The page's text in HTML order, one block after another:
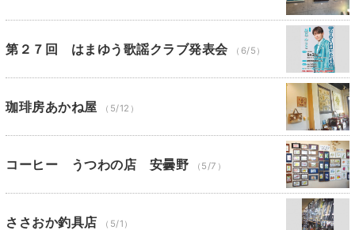
第２７回 はまゆう歌謡クラブ発表会 （6/5）
珈琲房あかね屋 （5/12）
コーヒー うつわの店 安曇野 （5/7）
ささおか釣具店 （5/1）